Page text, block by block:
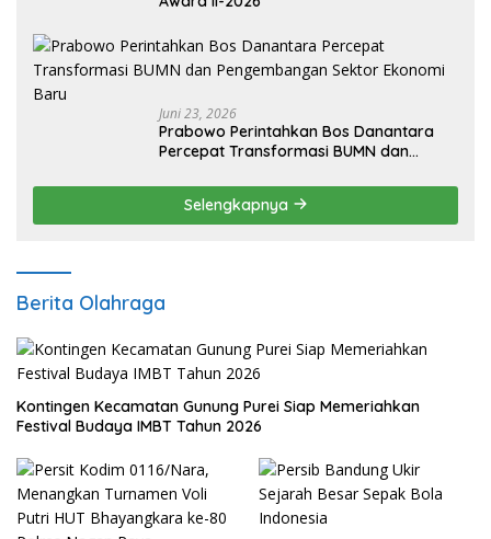
Juni 23, 2026
Prabowo Perintahkan Bos Danantara
Percepat Transformasi BUMN dan
Selengkapnya
Berita Olahraga
Kontingen Kecamatan Gunung Purei Siap Memeriahkan
Festival Budaya IMBT Tahun 2026